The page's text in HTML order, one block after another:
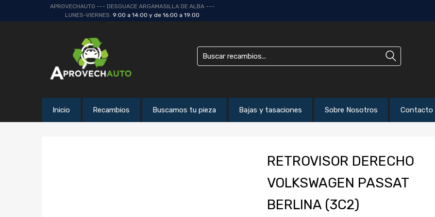
APROVECHAUTO --- DESGUACE ARGAMASILLA DE ALBA ---
LUNES-VIERNES: 9:00 a 14:00 y de 16:00 a 19:00
Inicio Recambios Buscamos tu pieza Bajas y tasaciones Sobre Nosotros Contacto
RETROVISOR DERECHO
VOLKSWAGEN PASSAT
BERLINA (3C2)